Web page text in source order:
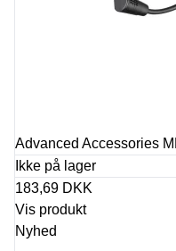
Advanced Accessories
Ikke på lager
183,69 DKK
Vis produkt
Nyhed